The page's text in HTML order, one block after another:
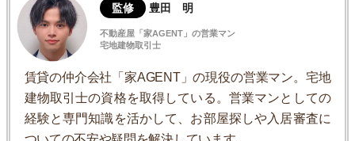
監修 豊田 明
不動産屋「家AGENT」の営業マン
宅地建物取引士
賃貸の仲介会社「家AGENT」の現役の営業マン。宅地
建物取引士の資格を取得している。営業マンとしての
経験と専門知識を活かして、お部屋探しや入居審査に